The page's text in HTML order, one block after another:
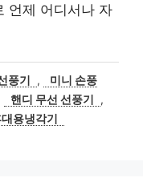
언제 어디서나 자
풍기 ,
미니 손풍
핸디 무선 선풍기
,
용냉각기